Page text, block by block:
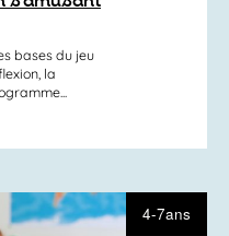
bases du jeu
la
4-7ans